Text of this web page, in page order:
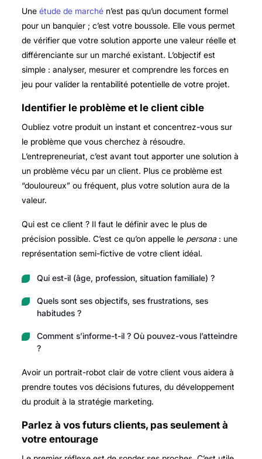
Une étude de marchén’est pas qu’un document formel
pour un banquier ; c’est votre boussole. Elle vous permet
de vérifier que votre solution apporte une valeur réelle et
différenciante sur un marché existant. L’objectif est
simple : analyser, mesurer et comprendre les forces en
jeu pour valider la rentabilité potentielle de votre projet.
Identifier le problème et le client cible
Oubliez votre produit un instant et concentrez-vous sur
le problème que vous cherchez à résoudre.
L’entrepreneuriat, c’est avant tout apporter une solution à
un problème vécu par un client. Plus ce problème est
“douloureux” ou fréquent, plus votre solution aura de la
valeur.
Qui est ce client ? Il faut le définir avec le plus de
précision possible. C’est ce qu’on appelle le persona: une
représentation semi-fictive de votre client idéal.
Qui est-il (âge, profession, situation familiale) ?
Quels sont ses objectifs, ses frustrations, ses
habitudes ?
Comment s’informe-t-il ? Où pouvez-vous l’atteindre
?
Avoir un portrait-robot clair de votre client vous aidera à
prendre toutes vos décisions futures, du développement
du produit à la stratégie marketing.
Parlez à vos futurs clients, pas seulement à
votre entourage